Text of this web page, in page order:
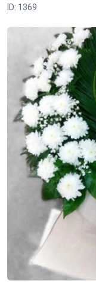
ID: 1369